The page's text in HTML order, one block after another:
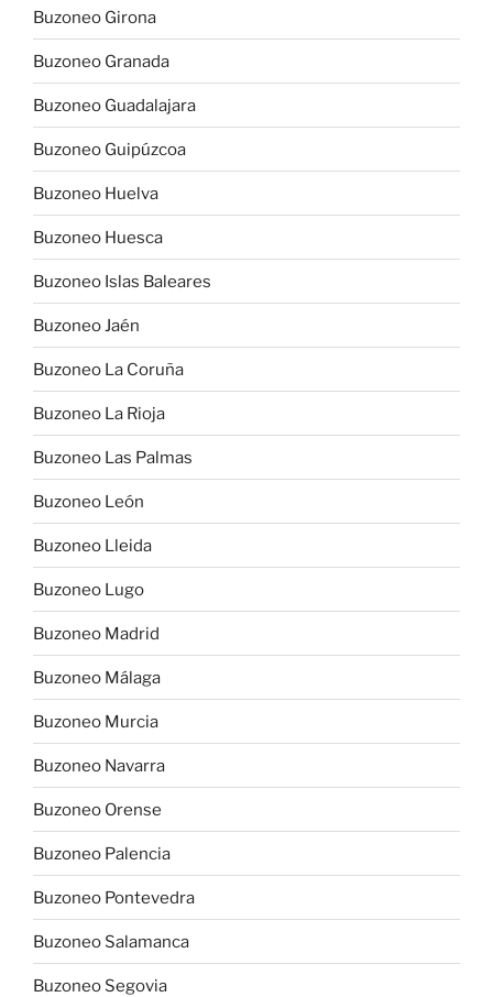
Buzoneo Girona
Buzoneo Granada
Buzoneo Guadalajara
Buzoneo Guipúzcoa
Buzoneo Huelva
Buzoneo Huesca
Buzoneo Islas Baleares
Buzoneo Jaén
Buzoneo La Coruña
Buzoneo La Rioja
Buzoneo Las Palmas
Buzoneo León
Buzoneo Lleida
Buzoneo Lugo
Buzoneo Madrid
Buzoneo Málaga
Buzoneo Murcia
Buzoneo Navarra
Buzoneo Orense
Buzoneo Palencia
Buzoneo Pontevedra
Buzoneo Salamanca
Buzoneo Segovia